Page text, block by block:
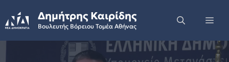
to
content
Δημήτρης Καιρίδης
Βουλευτής Βόρειου Τομέα Αθήνας